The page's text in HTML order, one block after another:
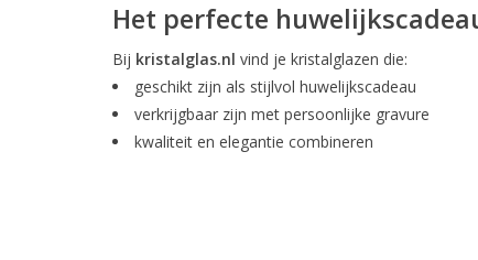
Het perfecte
Bij kristalglas.nl vind je kristalglazen die:
geschikt zijn als stijlvol huwelijkscadeau
verkrijgbaar zijn met persoonlijke gravure
kwaliteit en elegantie combineren